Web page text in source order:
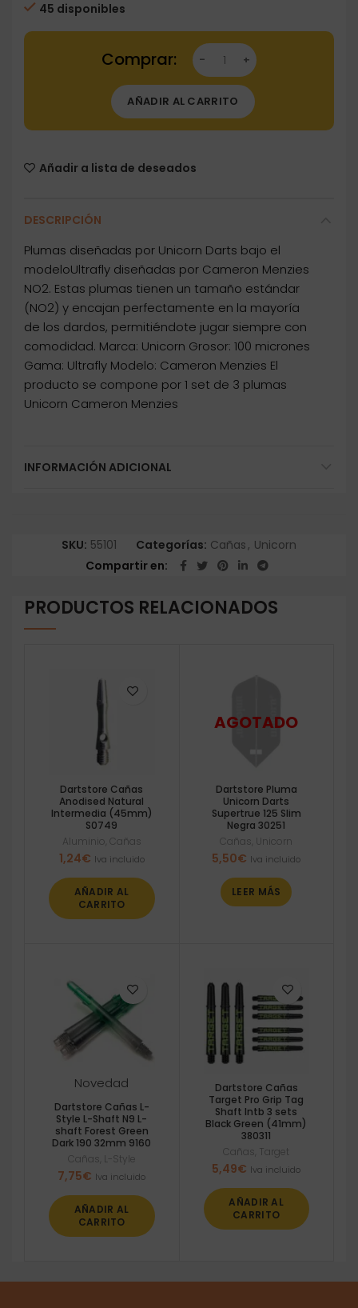
45 disponibles
Dartstore Plumas Unicorn Darts Ultrafly
AÑADIR AL CARRITO
Añadir a lista de deseados
DESCRIPCIÓN
Plumas diseñadas por Unicorn Darts bajo el
modeloUltrafly diseñadas por Cameron Menzies
NO2. Estas plumas tienen un tamaño estándar
(NO2) y encajan perfectamente en la mayoría
de los dardos, permitiéndote jugar siempre con
comodidad. Marca: Unicorn Grosor: 100 micrones
Gama: Ultrafly Modelo: Cameron Menzies El
producto se compone por 1 set de 3 plumas
Unicorn Cameron Menzies
INFORMACIÓN ADICIONAL
SKU: 55101 Categorías: Cañas, Unicorn
Compartir en
PRODUCTOS RELACIONADOS
Dartstore Cañas
Anodised Natural
Intermedia (45mm)
S0749
Aluminio Cañas
1,24€ Iva incluido
AÑADIR AL
CARRITO
Dartstore Pluma
Unicorn Darts
Supertrue 125 Slim
Negra 30251
Cañas Unicorn
5,50€ Iva incluido
LEER MÁS
Novedad
Dartstore Cañas L-
Style L-Shaft N9 L-
shaft Forest Green
Dark 190 32mm 9160
Cañas L-Style
7,75€ Iva incluido
AÑADIR AL
CARRITO
Dartstore Cañas
Target Pro Grip Tag
Shaft Intb 3 sets
Black Green (41mm)
380311
Cañas Target
5,49€ Iva incluido
AÑADIR AL
CARRITO